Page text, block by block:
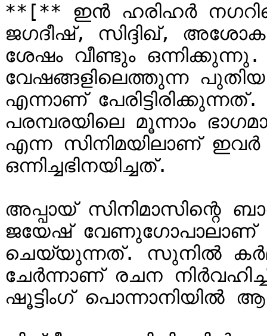
**[** ഇൻ ഹരിഹർ
ജഗദീഷ്, സിദ്ദിഖ്,
ശേഷം വീണ്ടും
വേഷങ്ങളിലെത്തുന്ന
എന്നാണ്
പരമ്പരയിലെ മൂന്നാം
എന്ന സിനിമയിലാണ്
ഒന്നിച്ചഭിനയിച്ചത്.
അപ്പായ് സിനിമാസിന്റെ
ജയേഷ് വേണുഗോപാലാണ്
ചെയ്യുന്നത്. സുനിൽ
ചേർന്നാണ് രചന
ഷൂട്ടിംഗ് പൊന്നാനിയിൽ